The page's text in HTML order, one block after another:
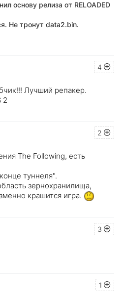
основу релиза от RELOADED
Не тронут data2.bin.
4
Лучший репакер.
2
2
The Following, есть
туннеля".
зернохранилища,
крашится игра.
3
1